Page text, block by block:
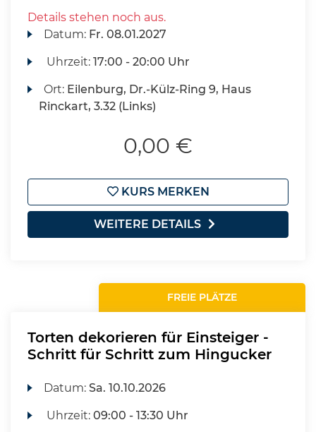
Details stehen noch aus.
Datum: Fr. 08.01.2027
Uhrzeit:17:00 - 20:00 Uhr
Ort: Eilenburg, Dr.-Külz-Ring 9, Haus
Rinckart, 3.32 (Links)
0,00 €
KURS MERKEN
WEITERE DETAILS
FREIE PLÄTZE
Torten dekorieren für Einsteiger -
Schritt für Schritt zum Hingucker
Datum:Sa. 10.10.2026
Uhrzeit:09:00 - 13:30 Uhr